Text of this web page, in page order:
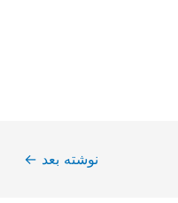
نوشته بعد ←